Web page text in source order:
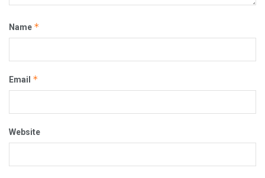
Name *
Email *
Website